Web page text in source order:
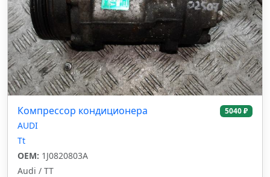
Компрессор кондиционера 5040 ₽
AUDI
Tt
OEM: 1J0820803A
Audi / TT